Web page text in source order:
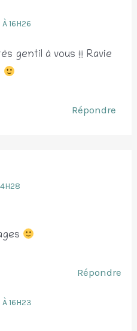
16H26
gentil à vous !!! Ravie
Répondre
Répondre
16H23